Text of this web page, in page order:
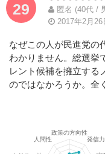
29
匿名 (40代 /
2017年2月26
なぜこの人が民進党の
わかりません。総選挙
レント候補を擁立する
のではなかろうか。全